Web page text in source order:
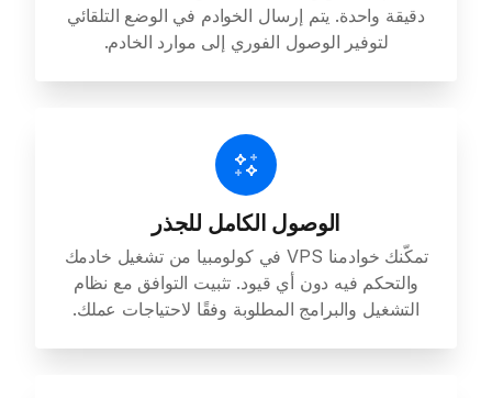
دقيقة واحدة. يتم إرسال الخوادم في الوضع التلقائي
لتوفير الوصول الفوري إلى موارد الخادم.
الوصول الكامل للجذر
تمكّنك خوادمنا VPS في كولومبيا من تشغيل خادمك
والتحكم فيه دون أي قيود. تثبيت التوافق مع نظام
التشغيل والبرامج المطلوبة وفقًا لاحتياجات عملك.